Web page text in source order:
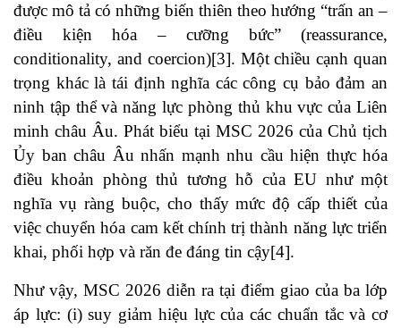
được mô tả có những biến thiên theo hướng “trấn an –
điều kiện hóa – cưỡng bức” (reassurance,
conditionality, and coercion)[3]. Một chiều cạnh quan
trọng khác là tái định nghĩa các công cụ bảo đảm an
ninh tập thể và năng lực phòng thủ khu vực của Liên
minh châu Âu. Phát biểu tại MSC 2026 của Chủ tịch
Ủy ban châu Âu nhấn mạnh nhu cầu hiện thực hóa
điều khoản phòng thủ tương hỗ của EU như một
nghĩa vụ ràng buộc, cho thấy mức độ cấp thiết của
việc chuyển hóa cam kết chính trị thành năng lực triển
khai, phối hợp và răn đe đáng tin cậy[4].
Như vậy, MSC 2026 diễn ra tại điểm giao của ba lớp
áp lực: (i) suy giảm hiệu lực của các chuẩn tắc và cơ